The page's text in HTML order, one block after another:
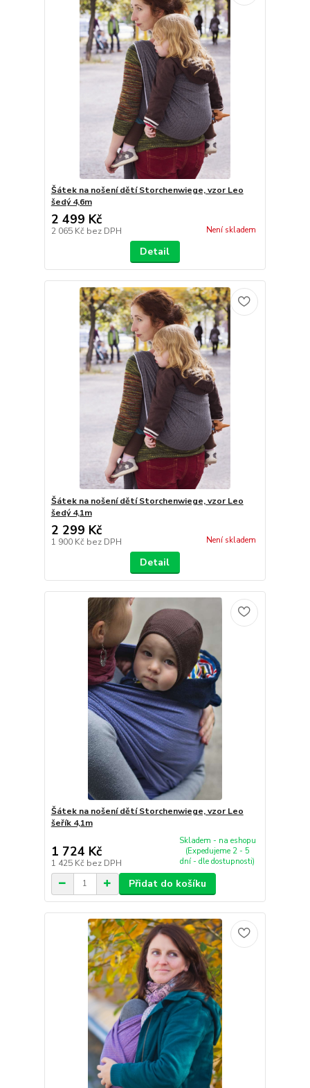
Šátek na nošení dětí Storchenwiege, vzor Leo
šedý 4,6m
2 499 Kč
2 065 Kč bez DPH Není skladem
Detail
Šátek na nošení dětí Storchenwiege, vzor Leo
šedý 4,1m
2 299 Kč
1 900 Kč bez DPH Není skladem
Detail
Šátek na nošení dětí Storchenwiege, vzor Leo
šeřík 4,1m
1 724 Kč
1 425 Kč bez DPH
Skladem - na eshopu
(Expedujeme 2 - 5
dní - dle dostupnosti)
Přidat do košíku